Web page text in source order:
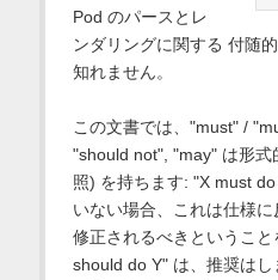
Pod のパースとレ
ンダリングに関する 付随
知れません。
この文書では、"must" /
"should not", "may" は形式
照) を持ちます: "X must
いない場合、これは仕様
修正されるべきというこ
should do Y" は、推奨は